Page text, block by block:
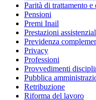
Parità di trattamento
Pensioni
Premi Inail
Prestazioni
Previdenza
Privacy
Professioni
Provvedimenti
Pubblica
Retribuzione
Riforma del lavoro